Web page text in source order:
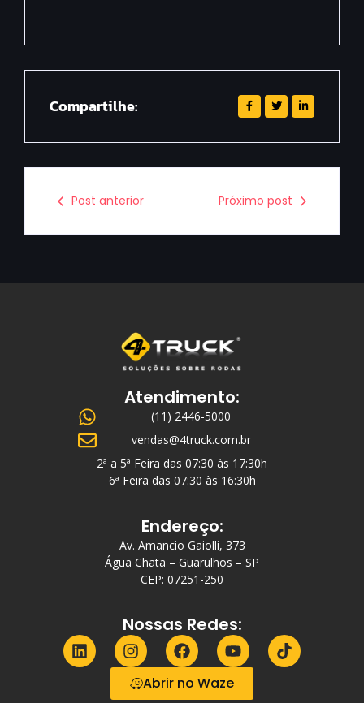
Compartilhe:
Post anterior Próximo post
Atendimento:
(11) 2446-5000
vendas@4truck.com.br
2ª a 5ª Feira das 07:30 às 17:30h
6ª Feira das 07:30 às 16:30h
Endereço:
Av. Amancio Gaiolli, 373
Água Chata – Guarulhos – SP
CEP: 07251-250
Nossas Redes:
Abrir no Waze